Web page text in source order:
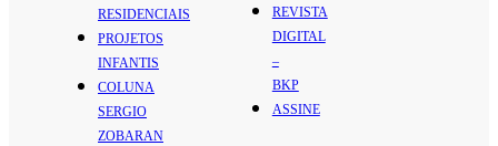
RESIDENCIAIS
PROJETOS
INFANTIS
COLUNA
SERGIO
ZOBARAN
REVISTA
DIGITAL
–
BKP
ASSINE